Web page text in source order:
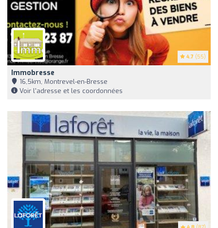
4.7 (55)
Immobresse
16,5km, Montrevel-en-Bresse
Voir l'adresse et les coordonnées